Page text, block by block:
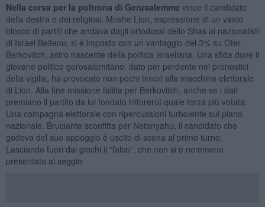
Nella corsa per la poltrona di Gerusalemme vince il candidato
della destra e dei religiosi. Moshe Lion, espressione di un vasto
blocco di partiti che andava dagli ortodossi dello Shas ai nazionalisti
di Israel Beitenu, si è imposto con un vantaggio del 3% su Ofer
Berkovitch, astro nascente della politica israeliana. Una sfida dove il
giovane politico gerosalemitano, dato per perdente nei pronostici
della vigilia, ha provocato non pochi timori alla macchina elettorale
di Lion. Alla fine missione fallita per Berkovitch, anche se i dati
premiano il partito da lui fondato Hitorerut quale forza più votata.
Una campagna elettorale con ripercussioni turbolente sul piano
nazionale. Bruciante sconfitta per Netanyahu, il candidato che
godeva del suo appoggio è uscito di scena al primo turno.
Lasciando fuori dai giochi il “falco”, che non si è nemmeno
presentato al seggio.